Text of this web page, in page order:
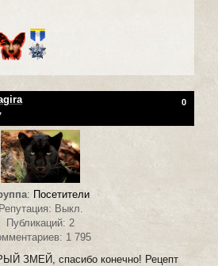
0
: Посетители
Репутация: Выкл.
Публикаций: 2
1 795
ЗМЕЙ, спасибо конечно! Рецепт